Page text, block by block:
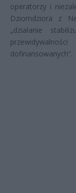
operatorzy i
Dziomdziora z
„działanie
dofinansowanych”.